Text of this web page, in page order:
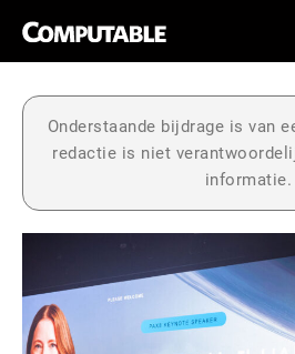
Onderstaande bijdrage is van
redactie is niet
informatie.